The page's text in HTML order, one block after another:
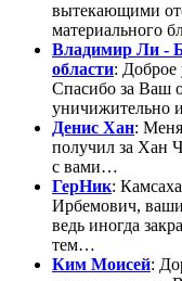
вытекающими
материального
Владимир Ли -
области: Доброе
Спасибо за Ваш
уничижительно
Денис Хан:
получил за Хан
с вами…
ГерНик:
Ирбемович,
ведь иногда
тем…
Ким Моисей: